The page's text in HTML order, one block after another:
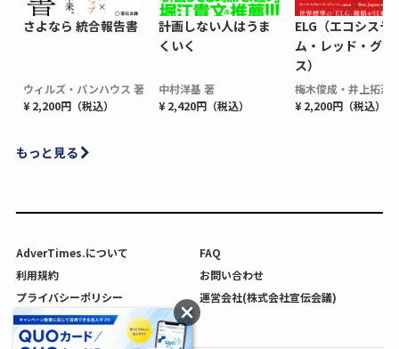
さよなら 統合報告書
ウィルズ・パンハウス 著
¥ 2,200円（税込）
計画しない人はうま
くいく
中村洋基 著
¥ 2,420円（税込）
ELG（エコシステ
ム・レッド・グロ
ス）
梅木俊成・井上拓海
¥ 2,200円（税込）
もっと見る
AdverTimes.について
FAQ
利用規約
お問い合わせ
プライバシーポリシー
運営会社(株式会社宣伝会議)
利用者情報の外部送信について